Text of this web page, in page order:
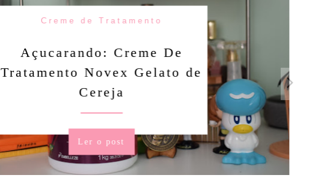
Creme de Tratamento
Açucarando: Creme De
Tratamento Novex Gelato de
Cereja
Ler o post